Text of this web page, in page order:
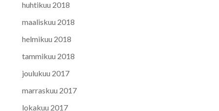
huhtikuu 2018
maaliskuu 2018
helmikuu 2018
tammikuu 2018
joulukuu 2017
marraskuu 2017
lokakuu 2017